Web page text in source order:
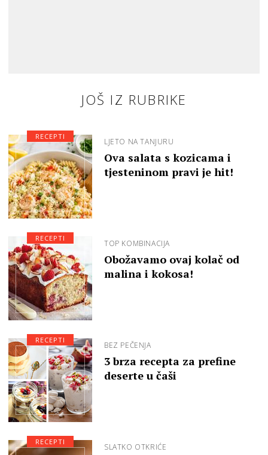
JOŠ IZ RUBRIKE
LJETO NA TANJURU
Ova salata s kozicama i
tjesteninom pravi je hit!
RECEPTI
TOP KOMBINACIJA
Obožavamo ovaj kolač od
malina i kokosa!
RECEPTI
BEZ PEČENJA
3 brza recepta za prefine
deserte u čaši
RECEPTI
SLATKO OTKRIĆE
RECEPTI